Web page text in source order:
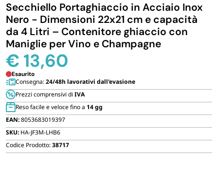
IGIENE E PULIZIA
CASA E PERSONA
FERRAMENTA E LINEA AUTO
PERSONA E MEDICALI
AVVOLGENTI E CONTENITORI ALIMENTARI
Secchiello Portaghiaccio in Acciaio Inox
Nero - Dimensioni 22x21 cm e capacità
da 4 Litri – Contenitore ghiaccio con
Maniglie per Vino e Champagne
€ 13,60
Esaurito
Consegna:24/48h lavorativi dall'evasione
Prezzi comprensivi di IVA
Reso facile e veloce fino a 14 gg
EAN:8053683019397
SKU: HA-JF3M-LHB6
Codice Prodotto:38717